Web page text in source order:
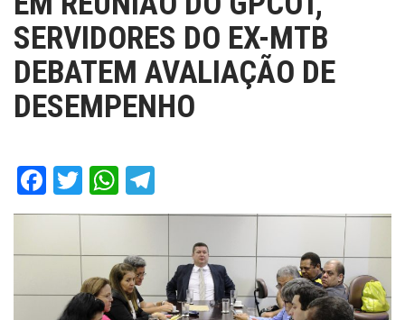
SERVIDORES DO EX-MTB
DEBATEM AVALIAÇÃO DE
DESEMPENHO
Facebook
TwitterWhatsApp